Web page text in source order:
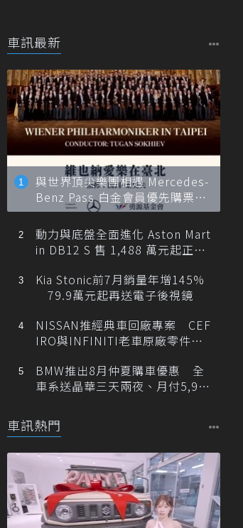
車訊最新
與世界頂尖樂團相遇 Mercedes-
Benz Pass 白金會員優先購票維
也納愛樂
動力與底盤全面進化 Aston Mart
in DB12 S 售 1,488 萬元起正式
Kia Stonic前7月銷量年增145%
79.9萬元起再送電子後視鏡
NISSAN推經典車回廠專案 CEF
IRO與INFINITI老車原廠零件最
BMW推出8月仲夏購車優惠 全
車系送晶華三天兩夜、月付5,900
車訊熱門